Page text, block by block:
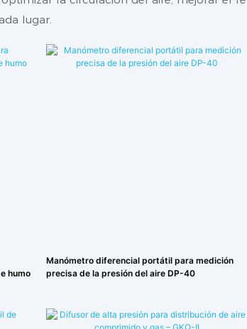
lugar.
humo
Manómetro diferencial portátil para medición
precisa de la presión del aire DP-40